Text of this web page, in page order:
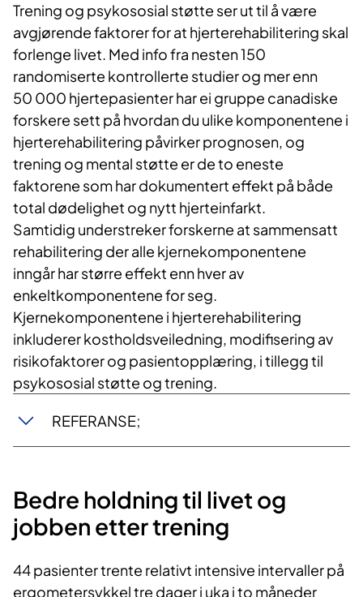
Trening og psykososial støtte ser ut til å være
avgjørende faktorer for at hjerterehabilitering skal
forlenge livet. Med info fra nesten 150
randomiserte kontrollerte studier og mer enn
50 000 hjertepasienter har ei gruppe canadiske
forskere sett på hvordan du ulike komponentene i
hjerterehabilitering påvirker prognosen, og
trening og mental støtte er de to eneste
faktorene som har dokumentert effekt på både
total dødelighet og nytt hjerteinfarkt.
Samtidig understreker forskerne at sammensatt
rehabilitering der alle kjernekomponentene
inngår har større effekt enn hver av
enkeltkomponentene for seg.
Kjernekomponentene i hjerterehabilitering
inkluderer kostholdsveiledning, modifisering av
risikofaktorer og pasientopplæring, i tillegg til
psykososial støtte og trening.
REFERANSE;
Bedre holdning til livet og
jobben etter trening
44 pasienter trente relativt intensive intervaller på
ergometersykkel tre dager i uka i to måneder